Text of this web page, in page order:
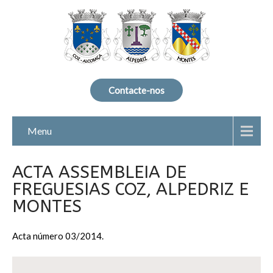
Contacte-nos
Menu
ACTA ASSEMBLEIA DE
FREGUESIAS COZ, ALPEDRIZ E
MONTES
Acta número 03/2014.